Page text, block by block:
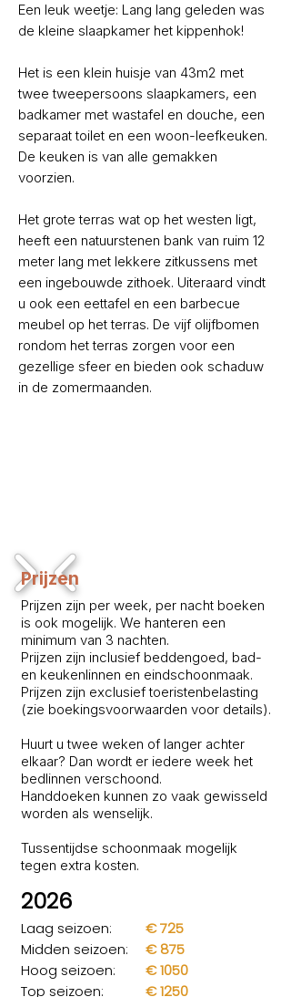
Een leuk weetje: Lang lang geleden was
de kleine slaapkamer het kippenhok!
Het is een klein huisje van 43m2 met
twee tweepersoons slaapkamers, een
badkamer met wastafel en douche, een
separaat toilet en een woon-leefkeuken.
De keuken is van alle gemakken
voorzien.
Het grote terras wat op het westen ligt,
heeft een natuurstenen bank van ruim 12
meter lang met lekkere zitkussens met
een ingebouwde zithoek. Uiteraard vindt
u ook een eettafel en een barbecue
meubel op het terras. De vijf olijfbomen
rondom het terras zorgen voor een
gezellige sfeer en bieden ook schaduw
in de zomermaanden.
Prijzen
​Prijzen zijn per week, per nacht boeken
is ook mogelijk. We hanteren een
minimum van 3 nachten.
Prijzen zijn inclusief beddengoed, bad-
en keukenlinnen en eindschoonmaak.
Prijzen zijn exclusief toeristenbelasting
(zie boekingsvoorwaarden voor details).
Huurt u twee weken of langer achter
elkaar? Dan wordt er iedere week het
bedlinnen verschoond.
Handdoeken kunnen zo vaak gewisseld
worden als wenselijk.
Tussentijdse schoonmaak mogelijk
tegen extra kosten.
2026
Laag seizoen:
Midden seizoen:
Hoog seizoen:
Top seizoen:
€ 725
€ 875
€ 1050
€ 1250